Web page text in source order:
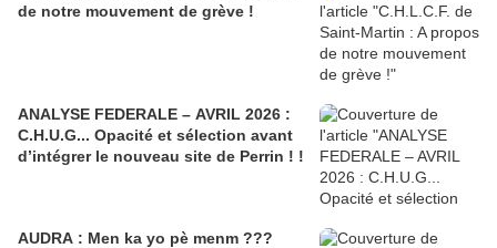
de notre mouvement de grève !
ANALYSE FEDERALE – AVRIL 2026 :
C.H.U.G... Opacité et sélection avant
d’intégrer le nouveau site de Perrin ! !
AUDRA : Men ka yo pè menm ???